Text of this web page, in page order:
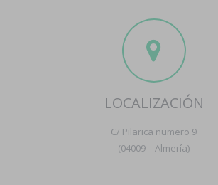
LOCALIZACIÓN
C/ Pilarica numero 9
(04009 – Almería)